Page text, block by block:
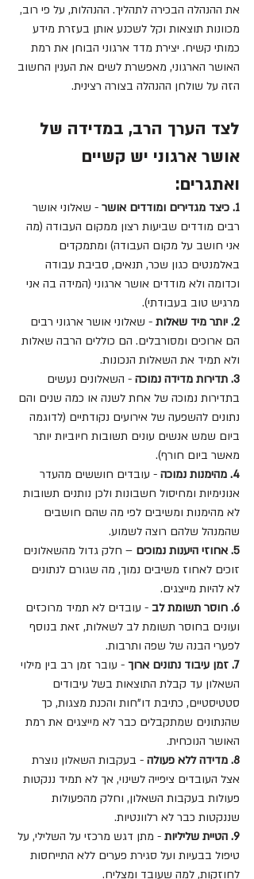
את ההנהלה הבכירה לתהליך. ההנהלות, על פי רוב,
מכוונות תוצאות וקל לשכנע אותן בעזרת מידע
כמותי קשיח. יצירת מדד ארגוני הבוחן את רמת
האושר הארגוני, מאפשרת לשים את הענין החשוב
הזה על שולחן ההנהלה בצורה רצינית.
לצד הערך הרב, במדידה של
אושר ארגוני יש קשיים
ואתגרים:
1. כיצד מגדירים ומודדים אושר
- שאלוני אושר
רבים מודדים שביעות רצון ממקום העבודה (מה
אני חושב על מקום העבודה) ומתמקדים
באלמנטים כגון שכר, תנאים, סביבת עבודה
וכדומה ולא מודדים אושר ארגוני (המידה בה אני
מרגיש טוב בעבודתי).
2. יותר מיד שאלות
- שאלוני אושר ארגוני רבים
הם ארוכים ומסורבלים. הם כוללים הרבה שאלות
ולא תמיד את השאלות הנכונות.
3. תדירות מדידה נמוכה
- השאלונים נעשים
בתדירות נמוכה של אחת לשנה או כמה שנים והם
נתונים להשפעה של אירועים נקודתיים (לדוגמה
ביום שמש אנשים עונים תשובות חיוביות יותר
מאשר ביום חורף).
4. מהימנות נמוכה
- עובדים חוששים מהעדר
אנונימיות ומחיסול חשבונות ולכן נותנים תשובות
לא מהימנות ומשיבים לפי מה שהם חושבים
שהמנהל שלהם רוצה לשמוע.
5. אחוזי היענות נמוכים
– חלק גדול מהשאלונים
זוכים לאחוז משיבים נמוך, מה שגורם לנתונים
לא להיות מייצגים.
6. חוסר תשומת לב
- עובדים לא תמיד מרוכזים
ועונים בחוסר תשומת לב לשאלות, זאת בנוסף
לפערי הבנה של שפה ותרבות.
7. זמן עיבוד נתונים ארוך
- עובר זמן רב בין מילוי
השאלון עד קבלת התוצאות בשל עיבודים
סטטיסטיים, כתיבת דו"חות והכנת מצגות, כך
שהנתונים שמתקבלים כבר לא מייצגים את רמת
האושר הנוכחית.
8. מדידה ללא פעולה
- בעקבות השאלון נוצרת
אצל העובדים ציפייה לשינוי, אך לא תמיד ננקטות
פעולות בעקבות השאלון, וחלק מהפעולות
שננקטות כבר לא רלוונטיות.
9. הטיית שליליות
- מתן דגש מרכזי על השלילי, על
טיפול בבעיות ועל סגירת פערים ללא התייחסות
לחוזקות, למה שעובד ומצליח.